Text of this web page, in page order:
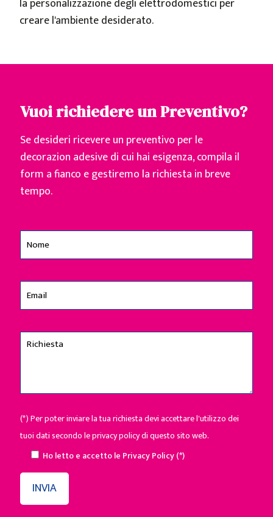
la personalizzazione degli elettrodomestici per
creare l'ambiente desiderato.
Vuoi richiedere un Preventivo?
Se desideri ricevere un preventivo per le
decorazion adesive di cui hai esigenza, compila il
form a fianco e gestiremo la richiesta in breve
tempo.
(*) Per poter inviare la tua richiesta devi accettare l'utilizzo dei
tuoi dati secondo le privacy policy di questo sito web.
Ho letto e accetto le Privacy Policy(*)